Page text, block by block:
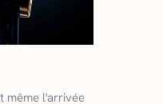
même l'arrivée